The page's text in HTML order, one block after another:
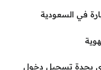
في السعودية
بجدة تسجيل دخول